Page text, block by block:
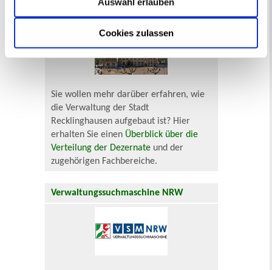
Cookies zulassen
Sie wollen mehr darüber erfahren, wie
die Verwaltung der Stadt
Recklinghausen aufgebaut ist? Hier
erhalten Sie einen Überblick über die
Verteilung der Dezernate und der
zugehörigen Fachbereiche.
Verwaltungssuchmaschine NRW